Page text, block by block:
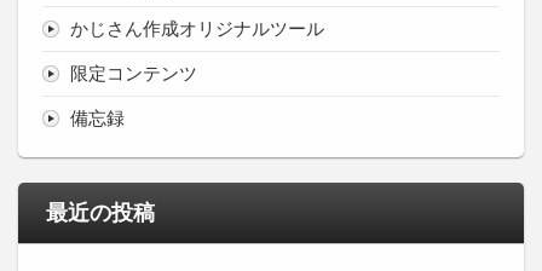
かじさん作成オリジナルツール
限定コンテンツ
備忘録
最近の投稿